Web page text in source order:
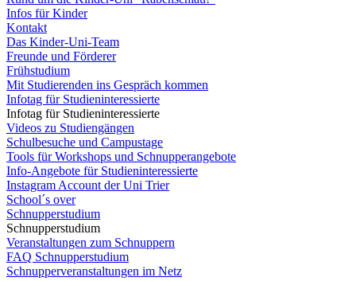
Infos für Kinder
Kontakt
Das Kinder-Uni-Team
Freunde und Förderer
Frühstudium
Mit Studierenden ins Gespräch kommen
Infotag für Studieninteressierte
Infotag für Studieninteressierte
Videos zu Studiengängen
Schulbesuche und Campustage
Tools für Workshops und Schnupperangebote
Info-Angebote für Studieninteressierte
Instagram Account der Uni Trier
School´s over
Schnupperstudium
Schnupperstudium
Veranstaltungen zum Schnuppern
FAQ Schnupperstudium
Schnupperveranstaltungen im Netz